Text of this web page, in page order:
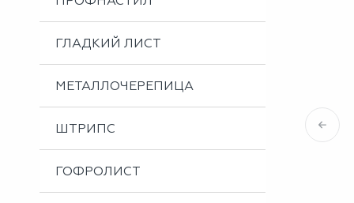
Металлоизделия
Проектирование вентилируемых фасадов
Вальцовка листового металла
ГЛАДКИЙ ЛИСТ
МЕТАЛЛОЧЕРЕПИЦА
ШТРИПС
ГОФРОЛИСТ